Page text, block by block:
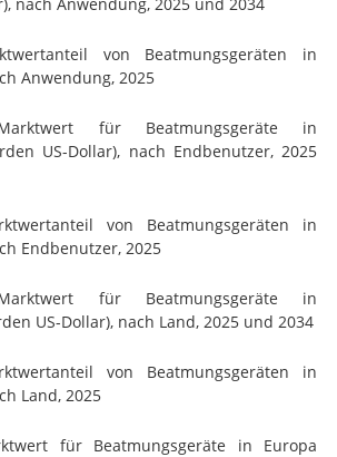
von Beatmungsgeräten in
Anwendung, 2025
für Beatmungsgeräte in
US-Dollar), nach Endbenutzer, 2025
von Beatmungsgeräten in
Endbenutzer, 2025
für Beatmungsgeräte in
US-Dollar), nach Land, 2025 und 2034
von Beatmungsgeräten in
Land, 2025
für Beatmungsgeräte in Europa